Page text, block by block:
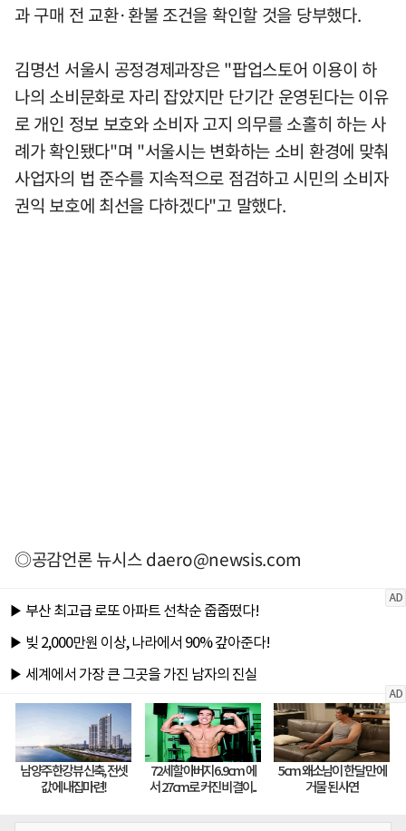
과 구매 전 교환·환불 조건을 확인할 것을 당부했다.
김명선 서울시 공정경제과장은 "팝업스토어 이용이 하
나의 소비문화로 자리 잡았지만 단기간 운영된다는 이유
로 개인 정보 보호와 소비자 고지 의무를 소홀히 하는 사
례가 확인됐다"며 "서울시는 변화하는 소비 환경에 맞춰
사업자의 법 준수를 지속적으로 점검하고 시민의 소비자
권익 보호에 최선을 다하겠다"고 말했다.
◎공감언론 뉴시스daero@newsis.com